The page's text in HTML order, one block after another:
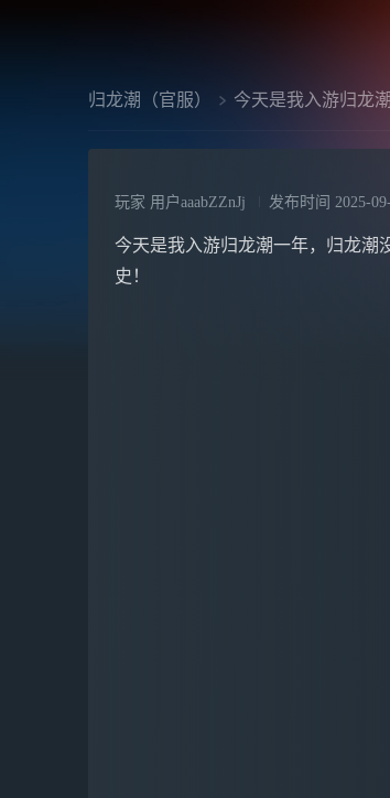
归龙潮（官服） 今天是我入游归龙
玩家 用户aaabZZnJj 发布时间 2025-
今天是我入游归龙潮一年，归龙潮
史！